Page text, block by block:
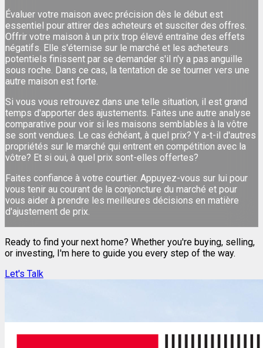
Évaluer votre maison avec précision dès le début est
essentiel pour attirer des acheteurs et susciter des offres.
Offrir votre maison à un prix trop élevé entraîne des effets
négatifs. Elle s'éternise sur le marché et les acheteurs
potentiels finissent par se demander s'il n'y a pas anguille
sous roche. Dans ce cas, la tentation de se tourner vers une
autre maison est forte.
Si vous vous retrouvez dans une telle situation, il est grand
temps d'apporter des ajustements. Faites une autre analyse
comparative pour voir si les maisons semblables à la vôtre
se sont vendues. Le cas échéant, à quel prix? Y a-t-il d'autres
propriétés sur le marché qui entrent en compétition avec la
vôtre? Et si oui, à quel prix sont-elles offertes?
Faites confiance à votre courtier. Appuyez-vous sur lui pour
vous tenir au courant de la conjoncture du marché et pour
vous aider à prendre les meilleures décisions en matière
d'ajustement de prix.
Ready to find your next home? Whether you're buying, selling,
or investing, I'm here to guide you every step of the way.
Let's Talk